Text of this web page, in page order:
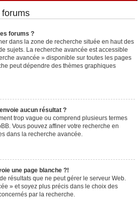
forums ?
dans la zone de recherche située en haut des
sujets. La recherche avancée est accessible
avancée » disponible sur toutes les pages
peut dépendre des thèmes graphiques
aucun résultat ?
trop vague ou comprend plusieurs termes
Vous pouvez affiner votre recherche en
dans la recherche avancée.
une page blanche ?!
résultats que ne peut gérer le serveur Web.
» et soyez plus précis dans le choix des
par la recherche.